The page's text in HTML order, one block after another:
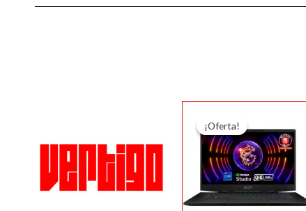
desde
S/200.00
S/20,000.00
¡Oferta!
¡Oferta!
original
era:
S/12,000.00.